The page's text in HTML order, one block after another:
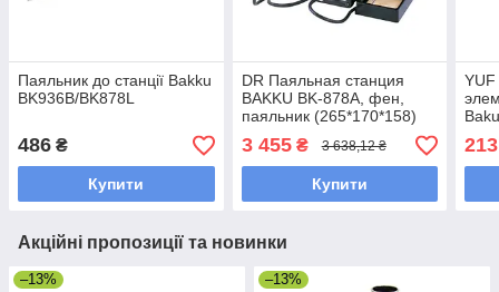
Паяльник до станції Bakku
BK936B/BK878L
486 ₴
Купити
DR Паяльная станция
BAKKU BK-878А, фен,
паяльник (265*170*158)
2,41 кг
3 455₴ 3 638,12 ₴
Купити
213
Акційні пропозиції та новинки
–13% –13%